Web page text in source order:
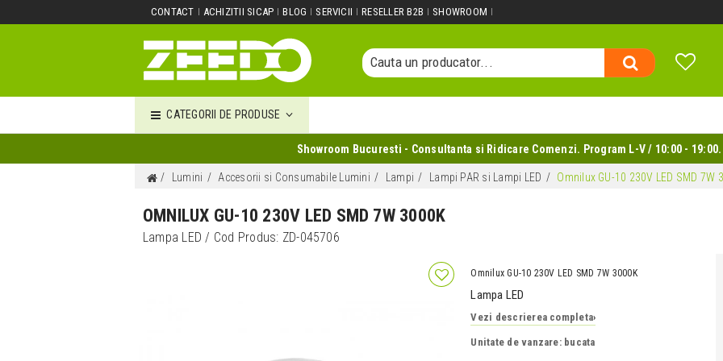
CONTACT ACHIZITII SICAP BLOG SERVICII RESELLER B2B SHOWROOM
Cauta un produs...
Cauta un producator...
CATEGORII DE PRODUSE
Showroom Bucuresti - Consultanta si Ridicare Comenzi. Program L-V / 10:00 -
Lumini Accesorii si Consumabile Lumini Lampi Lampi PAR si Lampi LED Omnilux GU-10 230V LED SMD 7W
OMNILUX GU-10 230V LED SMD 7W 3000K
Lampa LED/ Cod Produs: ZD-045706
Omnilux GU-10 230V LED SMD 7W 3000K
Lampa LED
Vezi descrierea completa›
Unitate de vanzare: bucata